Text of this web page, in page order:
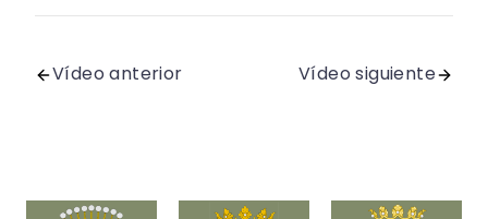
Vídeo anterior Vídeo siguiente